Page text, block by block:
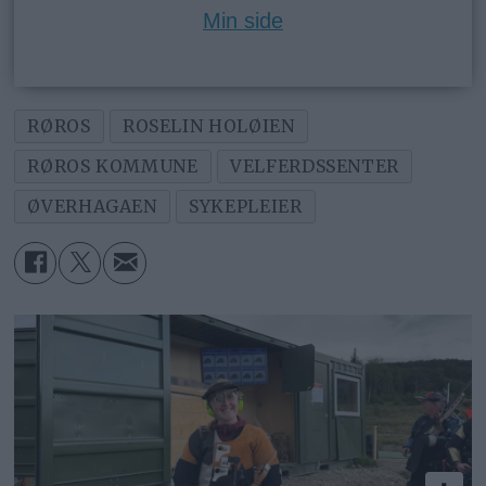
Min side
RØROS
ROSELIN HOLØIEN
RØROS KOMMUNE
VELFERDSSENTER
ØVERHAGAEN
SYKEPLEIER